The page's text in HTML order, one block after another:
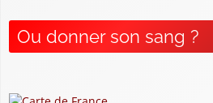
Ou donner son sang ?